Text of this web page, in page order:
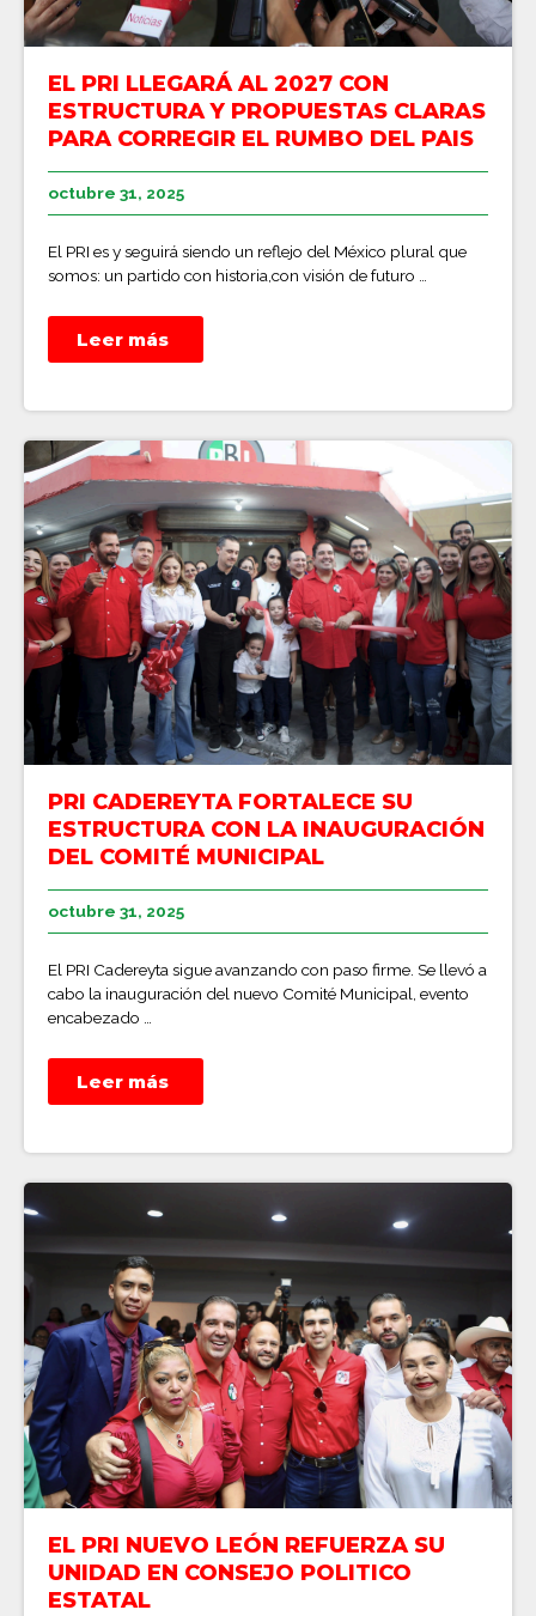
EL PRI LLEGARÁ AL 2027 CON
ESTRUCTURA Y PROPUESTAS CLARAS
PARA CORREGIR EL RUMBO DEL PAIS
octubre 31, 2025
El PRI es y seguirá siendo un reflejo del México plural que
somos: un partido con historia,con visión de futuro …
Leer más
PRI CADEREYTA FORTALECE SU
ESTRUCTURA CON LA INAUGURACIÓN
DEL COMITÉ MUNICIPAL
octubre 31, 2025
El PRI Cadereyta sigue avanzando con paso firme. Se llevó a
cabo la inauguración del nuevo Comité Municipal, evento
encabezado …
Leer más
EL PRI NUEVO LEÓN REFUERZA SU
UNIDAD EN CONSEJO POLITICO
ESTATAL